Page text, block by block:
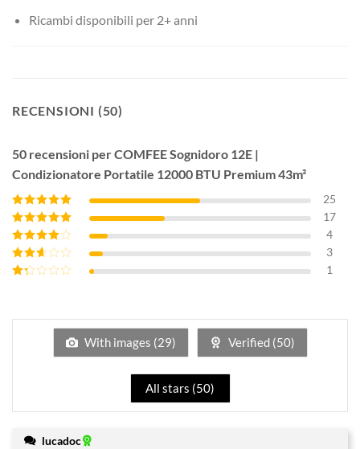
Ricambi disponibili per 2+ anni
RECENSIONI (50)
50 recensioni perCOMFEE Sognidoro 12E |
Condizionatore Portatile 12000 BTU Premium 43m²
Valutato5su 5
25
Valutato4
su 5
17
Valutato
3su 5
4
Valutato
3
5
1
With images (29) Verified (50)
All stars (50)
lucadoc